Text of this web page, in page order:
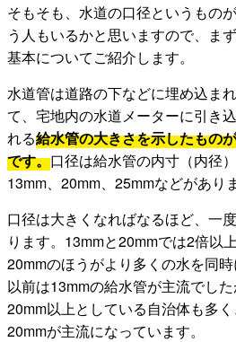
そもそも、水道の口径というもの
う人もいるかと思いますので、ま
基本についてご紹介します。
水道管は道路の下などに埋め込ま
て、宅地内の水道メーターに引き
れる給水管の大きさを示したもの
です。口径は給水管の内寸（内径
13mm、20mm、25mmなどがありま
口径は大きくなればなるほど、一
ります。13mmと20mmでは2倍以
20mmのほうがより多くの水を同時
以前は13mmの給水管が主流でし
20mm以上としている自治体も多
20mmが主流になっています。